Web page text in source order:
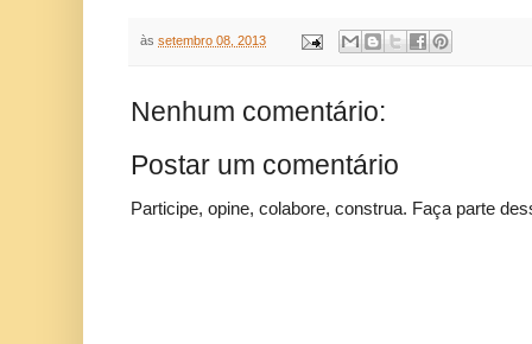
às setembro 08, 2013
Nenhum comentário:
Postar um comentário
Participe, opine, colabore, construa. Faça parte